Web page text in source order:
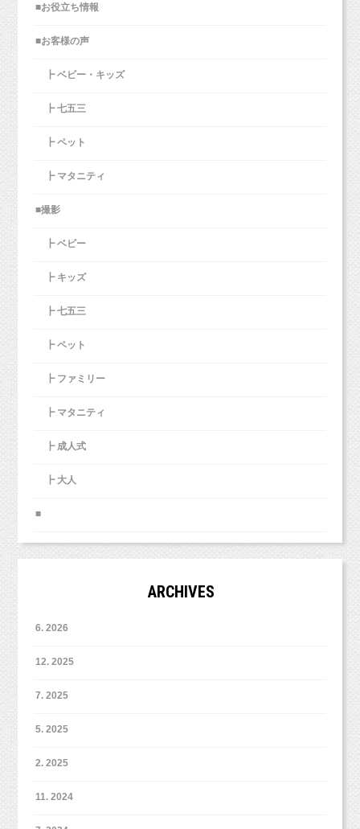
■お役立ち情報
■お客様の声
┣ ベビー・キッズ
┣ 七五三
┣ ペット
┣ マタニティ
■撮影
┣ ベビー
┣ キッズ
┣ 七五三
┣ ペット
┣ ファミリー
┣ マタニティ
┣ 成人式
┣ 大人
■
ARCHIVES
6. 2026
12. 2025
7. 2025
5. 2025
2. 2025
11. 2024